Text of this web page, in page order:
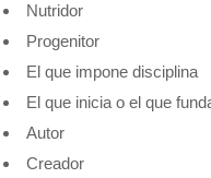
Nutridor
Progenitor
El que impone disciplina
El que inicia o el que
Autor
Creador